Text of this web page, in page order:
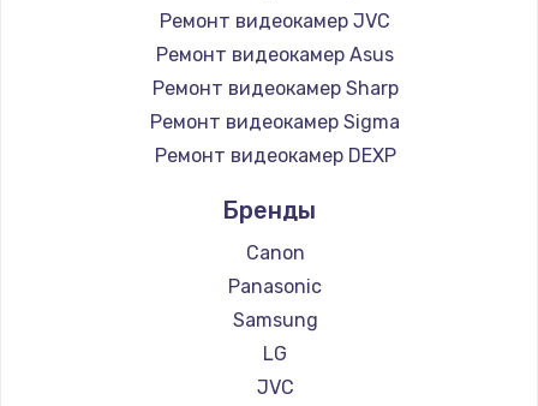
Замена конфорки
1100 руб.
Заказать
Замена платы сенсора
900 руб.
Заказать
Замена регулятора режимов конфорки
900 руб.
Ремонт видеокамер JVC
Ремонт видеокамер Asus
Ремонт видеокамер Sharp
Ремонт видеокамер Sigma
Ремонт видеокамер DEXP
Бренды
Canon
Panasonic
Samsung
LG
JVC